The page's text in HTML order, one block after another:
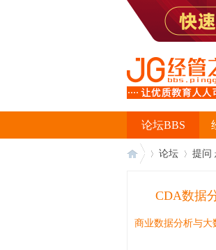
论坛BBS
论坛 提问
CDA数据
商业数据分析与大